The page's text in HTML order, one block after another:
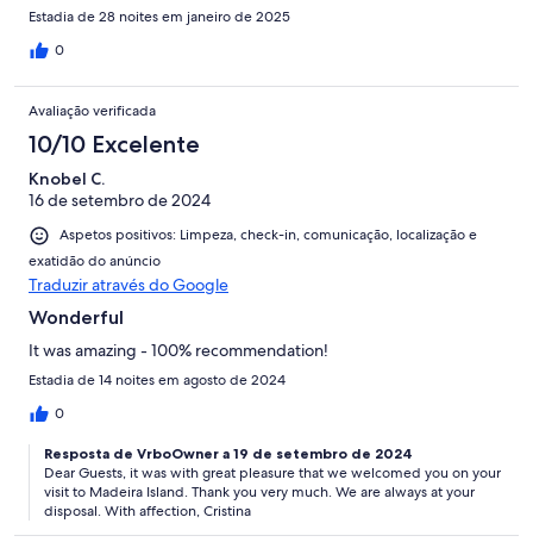
Estadia de 28 noites em janeiro de 2025
0
Avaliação verificada
10/10 Excelente
Knobel C.
16 de setembro de 2024
Aspetos positivos: Limpeza, check-in, comunicação, localização e
exatidão do anúncio
Traduzir através do Google
Wonderful
It was amazing - 100% recommendation!
Estadia de 14 noites em agosto de 2024
0
Resposta de VrboOwner a 19 de setembro de 2024
Dear Guests, it was with great pleasure that we welcomed you on your
visit to Madeira Island. Thank you very much. We are always at your
disposal. With affection, Cristina